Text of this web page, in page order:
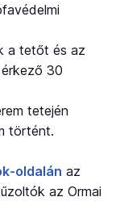
a tetőt és az
30
tetején
történt.
oldalán az
az Ormai